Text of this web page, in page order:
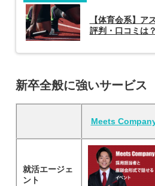
【体育会系】ア
評判・口コミは
新卒全般に強いサービス
Meets
就活エージェ
ント